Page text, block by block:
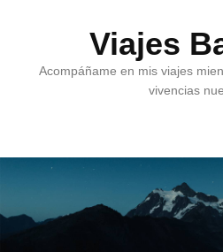
Viajes
Acompáñame en mis viajes
vivencias